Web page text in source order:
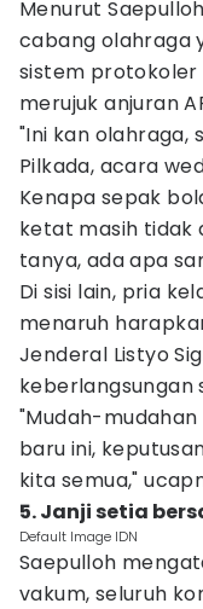
Menurut
cabang olahraga
sistem protokoler
merujuk anjuran
"Ini kan olahraga,
Pilkada, acara
Kenapa sepak
ketat masih tidak
tanya, ada apa
Di sisi lain, pria
menaruh
Jenderal Listyo
keberlangsungan
"Mudah-
baru ini,
kita semua,"
5. Janji setia
Default Image IDN
Saepulloh
vakum, seluruh